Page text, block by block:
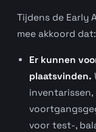
Tijdens de Early
mee akkoord dat:
Er kunnen
plaatsvinden.
voor test-,